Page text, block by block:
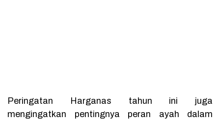
Peringatan Harganas tahun ini juga
mengingatkan pentingnya peran ayah dalam